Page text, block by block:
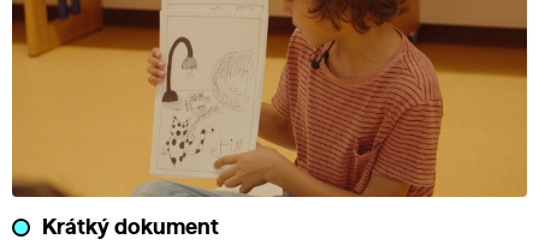
Krátký dokument